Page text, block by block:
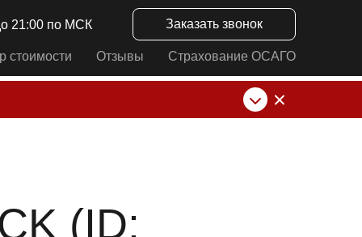
21:00 по МСК Заказать звонок
стоимости Отзывы Страхование ОСАГО
(ID: